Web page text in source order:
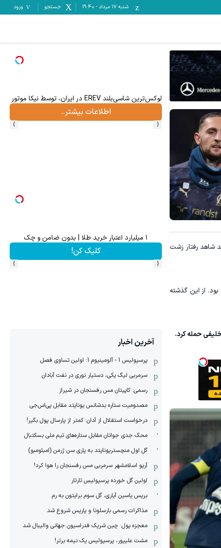
شنبه ۱۷ مرداد -
19:40 جستجو ورود
رسید ‏شاهد رفتار زشت
‏از این گذشته
حمله کرد.
لوکس‌ترین شاسی‌بلند EREV در ایران، توسط نیکا موتور رونمایی شد!
اطلاعات بیشتر..
‹
›
۱ میلیارد اعتبار خرید طلا | بدون ضامن و چک
کلیک کن!
‹
›
آخرین اخبار
پرسپولیس 1 - آلومینیوم 1: اولین تساوی فصل
سرمربی لیگ یکی، دستیار نوری در نفت آبادان
رسمی: کاپیتان مس رفسنجان در شیراز
مصدومیت ستاره بدشانس یونایتد مقابل پی‌اس‌جی
درخواست استقلال از آدان: کمتر از پارسال پول بگیر!
محک جدی ‌جوانان مقابل ستاره‌های تیم ملی بسکتبال
گل اول منچستریونایتد به پاری سن ژرمن (امبئومبو)
آریو اسلامشهر سرمربی مس رفسنجان را هوا کرد!
اولین گل خورده پرسپولیسِ تارتار
بریس یاسین آیاری، گل سوم برایتون به رم
مذاکرات رسمی بارسلونا و پاریس شروع شد
معجزه پول: چین شریک فدراسیون جهانی والیبال شد
مشت علیپور، پرسپولیس یک نیمه برتر!